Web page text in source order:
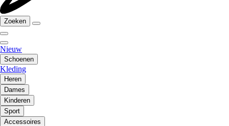
Zoeken
Nieuw
Schoenen
Kleding
Heren
Dames
Kinderen
Sport
Accessoires